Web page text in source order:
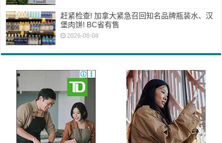
赶紧检查! 加拿大紧急召回知名品牌瓶装水、汉
堡肉饼! BC省有售
2026-08-08